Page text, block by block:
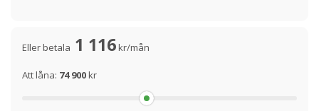
Eller betala 1 116kr/mån
Att låna: 74 900kr